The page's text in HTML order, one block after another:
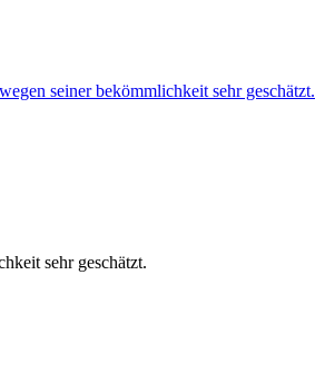
seiner bekömmlichkeit sehr geschätzt.
sehr geschätzt.